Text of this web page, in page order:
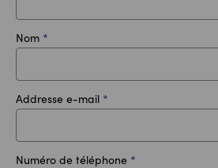
Nom *
Addresse e-mail *
Numéro de téléphone *